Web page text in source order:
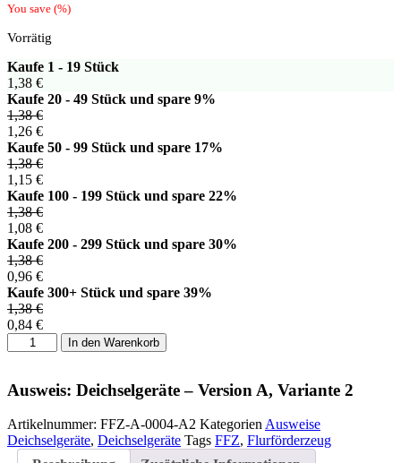
You save (%)
Vorrätig
Kaufe 1 - 19 Stück
1,38 €
Kaufe 20 - 49 Stück und spare 9%
1,38€
1,26 €
Kaufe 50 - 99 Stück und spare 17%
1,38€
1,15 €
Kaufe 100 - 199 Stück und spare 22%
1,38€
1,08 €
Kaufe 200 - 299 Stück und spare 30%
1,38€
0,96 €
Kaufe 300+ Stück und spare 39%
1,38€
0,84 €
Ausweis:
Deichselgeräte
Version
Variante
2
Menge
In den Warenkorb
Ausweis: Deichselgeräte – Version A, Variante 2
Artikelnummer: FFZ-A-0004-A2 Kategorien Ausweise
Deichselgeräte, Deichselgeräte Tags FFZ, Flurförderzeug